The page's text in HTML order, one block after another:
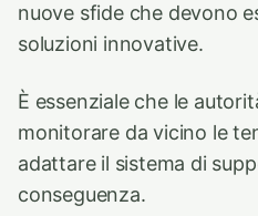
nuove sfide che devono
soluzioni innovative.
È essenziale che le
monitorare da vicino le
adattare il sistema di
conseguenza.